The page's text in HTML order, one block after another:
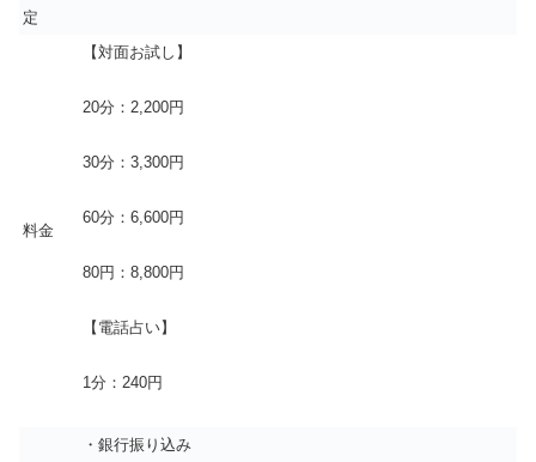
定
料金
【対面お試し】
20分：2,200円
30分：3,300円
60分：6,600円
80円：8,800円
【電話占い】
1分：240円
・銀行振り込み